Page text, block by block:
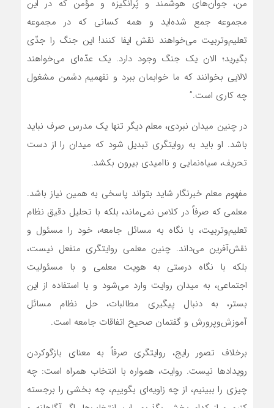
من، جوان‌های هوشمند و پُرانگیزه و مؤمن که در این
مجموعه جمع شده‌اید و همه کسانی که در مجموعه
تعلیم‌وتربیت می‌خواهند نقش ایفا کنند! این جنگ را جدّی
بگیرید؛ الان یک جنگ وجود دارد. یک عدّه‌ای می‌خواهند
لالایی بخوانند که ما خوابمان ببرد و نفهمیم دشمن مشغول
چه کاری است.”
در چنین میدان نبردی، معلم دیگر تنها یک مدرس صرف نباید
باشد. او باید به روایتگری تبدیل شود که میدان را از دست
تحریف، سیاه‌نمایی و ناامیدی بیرون بکشد.
مفهوم معلم خبرنگار شاید بتواند پاسخی به همین نیاز باشد.
معلمی که صرفاً در کلاس نمی‌ماند، بلکه با تحلیل دقیق نظام
تعلیم‌وتربیت، با نگاه به مسائل جامعه، خود را مسئول و
نقش‌آفرین می‌داند. چنین معلمی روایتگری منفعل نیست،
بلکه با نگاه درستی به هویت معلمی و با مسئولیت
اجتماعی، به میدان روایت وارد می‌شود و با استفاده از این
بستر، به دنبال پیگیری مطالبات، حل نظام مسائل
آموزش‌وپرورش و گفتمان صحیح اتفاقات جامعه است.
برخلاف تصور رایج، روایتگری صرفاً به معنای بازگوکردن
رویدادها نیست. روایت، همواره با انتخاب همراه است: چه
چیزی را ببینیم، از چه زاویه‌ای بگوییم، چه بخشی را برجسته